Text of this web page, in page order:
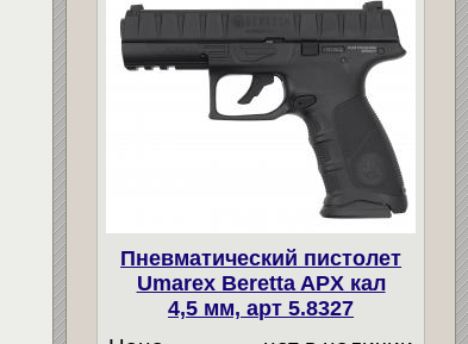
Пневматический пистолет
Umarex Beretta APX кал
4,5 мм, арт 5.8327